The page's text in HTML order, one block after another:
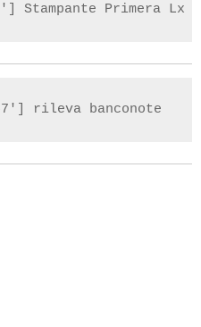
Stampante Primera Lx
rileva banconote